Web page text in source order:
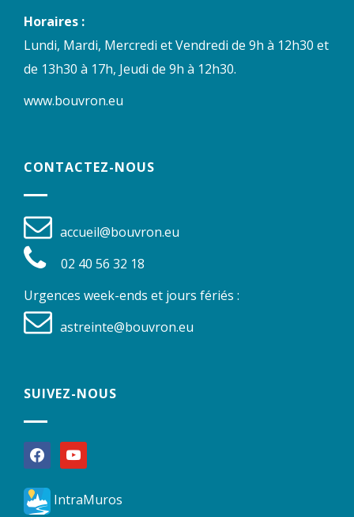
Horaires :
Lundi, Mardi, Mercredi et Vendredi de 9h à 12h30 et
de 13h30 à 17h, Jeudi de 9h à 12h30.
www.bouvron.eu
CONTACTEZ-NOUS
accueil@bouvron.eu
02 40 56 32 18
Urgences week-ends et jours fériés :
astreinte@bouvron.eu
SUIVEZ-NOUS
facebookyoutube
IntraMuros